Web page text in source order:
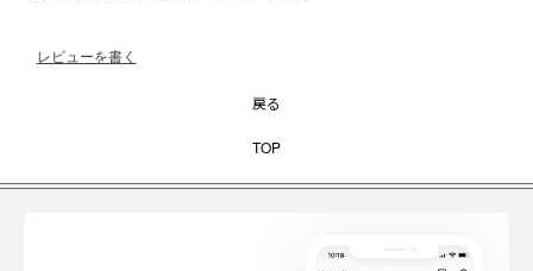
レビューを書く
戻る
TOP